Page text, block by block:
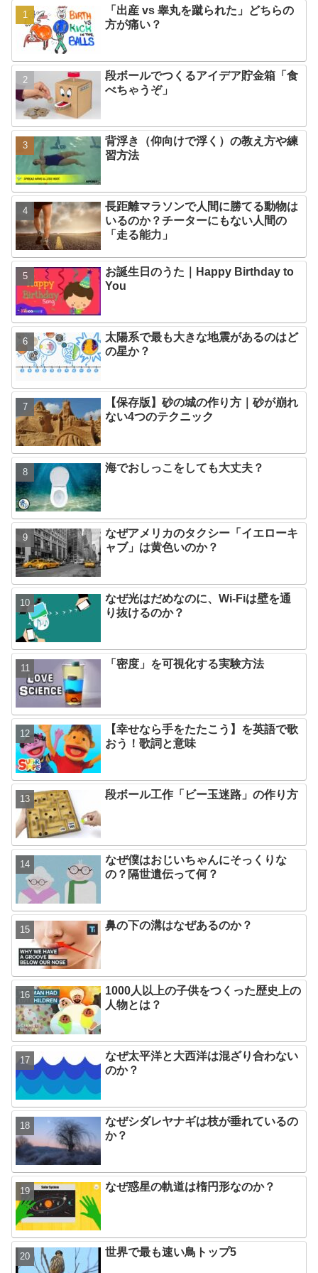
「出産 vs 睾丸を蹴られた」どちらの
方が痛い？
段ボールでつくるアイデア貯金箱「食
べちゃうぞ」
背浮き（仰向けで浮く）の教え方や練
習方法
長距離マラソンで人間に勝てる動物は
いるのか？チーターにもない人間の
「走る能力」
お誕生日のうた｜Happy Birthday to
You
太陽系で最も大きな地震があるのはど
の星か？
【保存版】砂の城の作り方｜砂が崩れ
ない4つのテクニック
海でおしっこをしても大丈夫？
なぜアメリカのタクシー「イエローキ
ャブ」は黄色いのか？
なぜ光はだめなのに、Wi-Fiは壁を通
り抜けるのか？
「密度」を可視化する実験方法
【幸せなら手をたたこう】を英語で歌
おう！歌詞と意味
段ボール工作「ビー玉迷路」の作り方
なぜ僕はおじいちゃんにそっくりな
の？隔世遺伝って何？
鼻の下の溝はなぜあるのか？
1000人以上の子供をつくった歴史上の
人物とは？
なぜ太平洋と大西洋は混ざり合わない
のか？
なぜシダレヤナギは枝が垂れているの
か？
なぜ惑星の軌道は楕円形なのか？
世界で最も速い鳥トップ5